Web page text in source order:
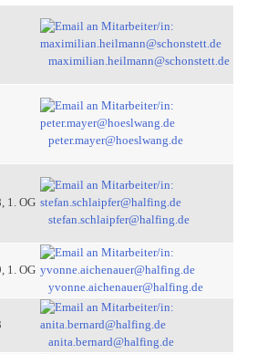
maximilian.heilmann@schonstett.de
peter.mayer@hoeslwang.de
1. OG
stefan.schlaipfer@halfing.de
1. OG
yvonne.aichenauer@halfing.de
anita.bernard@halfing.de